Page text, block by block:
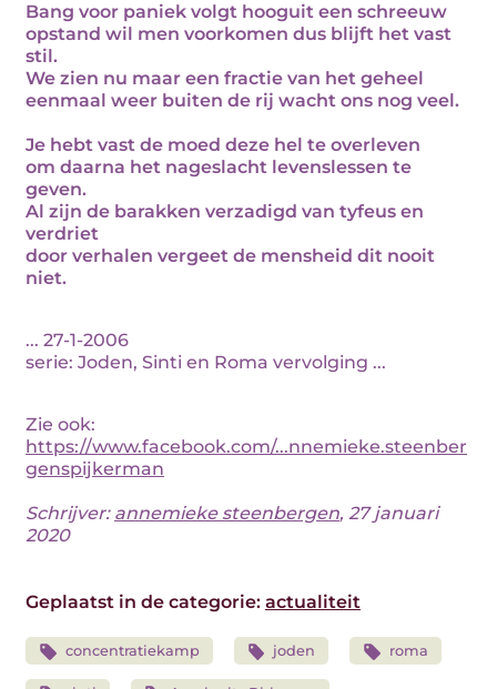
Bang voor paniek volgt hooguit een schreeuw
opstand wil men voorkomen dus blijft het vast
stil.
We zien nu maar een fractie van het geheel
eenmaal weer buiten de rij wacht ons nog veel.
Je hebt vast de moed deze hel te overleven
om daarna het nageslacht levenslessen te
geven.
Al zijn de barakken verzadigd van tyfeus en
verdriet
door verhalen vergeet de mensheid dit nooit
niet.
... 27-1-2006
serie: Joden, Sinti en Roma vervolging ...
Zie ook:
https://www.facebook.com/...nnemieke.steenber
genspijkerman
Schrijver: annemieke steenbergen, 27 januari
2020
Geplaatst in de categorie: actualiteit
concentratiekamp joden roma